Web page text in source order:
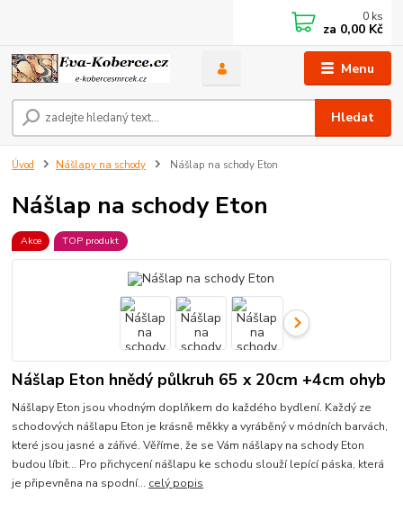
Menu
Hledat
0 ks
za 0,00 Kč
Úvod Nášlapy na schody Nášlap na schody Eton
Nášlap na schody Eton
Akce TOP produkt
Nášlap Eton hnědý půlkruh 65 x 20cm +4cm ohyb
Nášlapy Eton jsou vhodným doplňkem do každého bydlení. Každý ze
schodových nášlapu Eton je krásně měkky a vyráběný v módních barvách,
které jsou jasné a zářivé. Věříme, že se Vám nášlapy na schody Eton
budou líbit... Pro přichycení nášlapu ke schodu slouží lepící páska, která
je připevněna na spodní... celý popis